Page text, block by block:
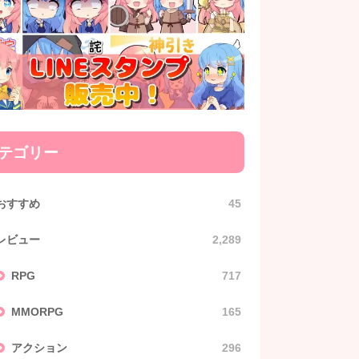
ゴリー
すすめ 45
ビュー 2,289
RPG 717
MMORPG 165
アクション 296